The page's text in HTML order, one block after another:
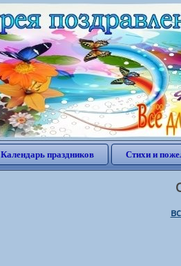
Календарь праздников Стихи и